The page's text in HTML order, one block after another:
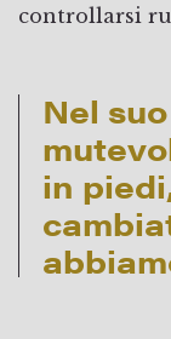
controllarsi
Nel
in